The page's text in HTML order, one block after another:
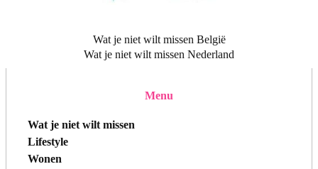
Wat je niet wilt missen België
Wat je niet wilt missen Nederland
Menu
Wat je niet wilt missen
Lifestyle
Wonen